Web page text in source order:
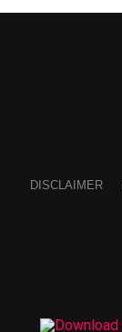
DISCLAIMER